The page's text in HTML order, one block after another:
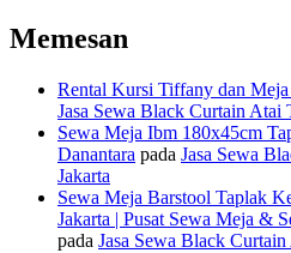
Memesan
Rental Kursi Tiffany dan
Jasa Sewa Black Curtain Atai
Sewa Meja Ibm 180x45cm
Danantara pada Jasa Sewa
Jakarta
Sewa Meja Barstool Taplak
Jakarta | Pusat Sewa Meja &
pada Jasa Sewa Black